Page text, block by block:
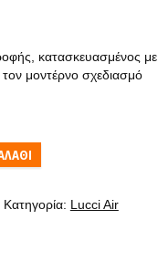
κατασκευασμένος με
μοντέρνο σχεδιασμό
Κατηγορία: Lucci Air